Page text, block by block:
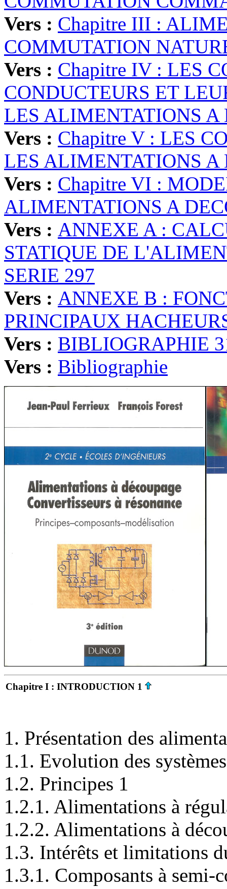
Vers : Chapitre III :
COMMUTATION
Vers : Chapitre IV : LES
CONDUCTEURS ET
LES ALIMENTATIONS A
Vers : Chapitre V : LES
LES ALIMENTATIONS A
Vers : Chapitre VI :
ALIMENTATIONS A
Vers : ANNEXE A :
STATIQUE DE
SERIE 297
Vers : ANNEXE B :
PRINCIPAUX
Vers : BIBLIOGRAPHIE
Vers : Bibliographie
Chapitre I : INTRODUCTION 1
1. Présentation des
1.1. Evolution des
1.2. Principes 1
1.2.1. Alimentations à
1.2.2. Alimentations à
1.3. Intérêts et limitations
1.3.1. Composants à semi-